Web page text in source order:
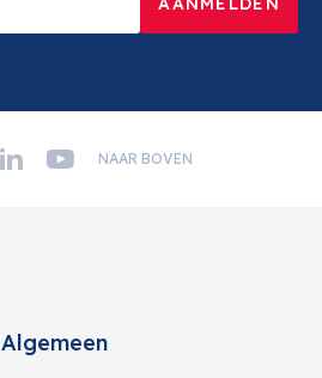
NAAR BOVEN
Algemeen